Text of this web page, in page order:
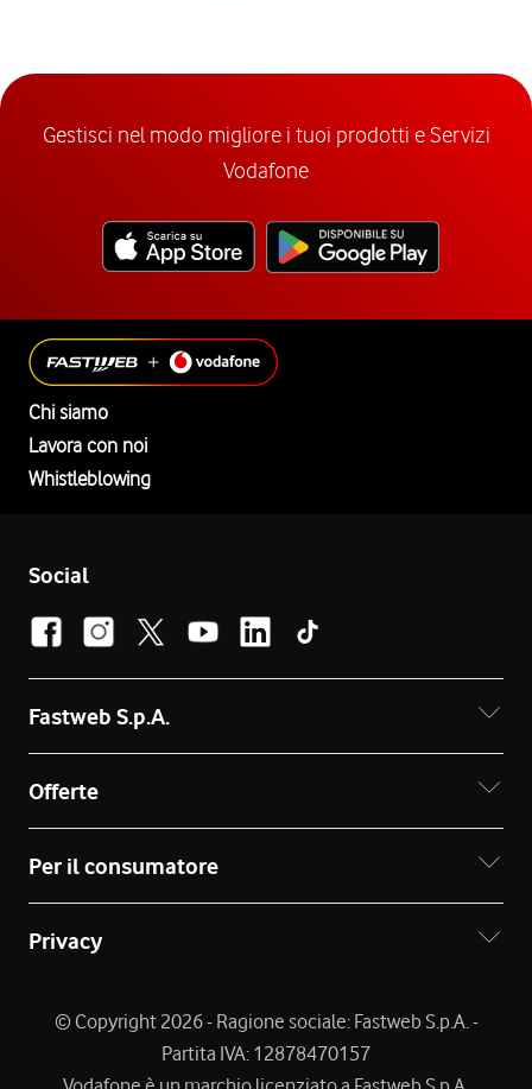
Gestisci nel modo migliore i tuoi prodotti e Servizi
Vodafone
Chi siamo
Lavora con noi
Whistleblowing
Social
Fastweb S.p.A.
Offerte
Per il consumatore
Privacy
© Copyright 2026 - Ragione sociale: Fastweb S.p.A. -
Partita IVA: 12878470157